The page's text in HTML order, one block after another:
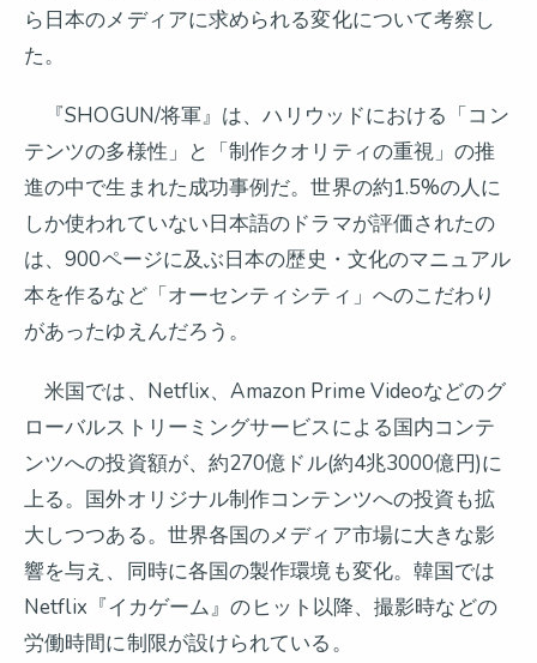
ら日本のメディアに求められる変化について考察し
た。
『SHOGUN/将軍』は、ハリウッドにおける「コン
テンツの多様性」と「制作クオリティの重視」の推
進の中で生まれた成功事例だ。世界の約1.5%の人に
しか使われていない日本語のドラマが評価されたの
は、900ページに及ぶ日本の歴史・文化のマニュアル
本を作るなど「オーセンティシティ」へのこだわり
があったゆえんだろう。
米国では、Netflix、Amazon Prime Videoなどのグ
ローバルストリーミングサービスによる国内コンテ
ンツへの投資額が、約270億ドル(約4兆3000億円)に
上る。国外オリジナル制作コンテンツへの投資も拡
大しつつある。世界各国のメディア市場に大きな影
響を与え、同時に各国の製作環境も変化。韓国では
Netflix『イカゲーム』のヒット以降、撮影時などの
労働時間に制限が設けられている。